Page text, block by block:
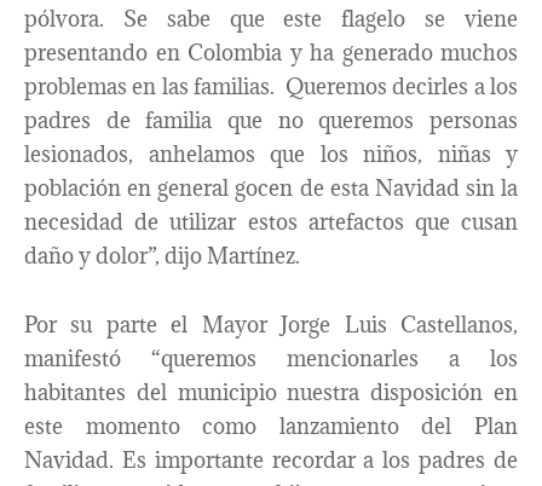
pólvora. Se sabe que este flagelo se viene
presentando en Colombia y ha generado muchos
problemas en las familias. Queremos decirles a los
padres de familia que no queremos personas
lesionados, anhelamos que los niños, niñas y
población en general gocen de esta Navidad sin la
necesidad de utilizar estos artefactos que cusan
daño y dolor”, dijo Martínez.
Por su parte el Mayor Jorge Luis Castellanos,
manifestó “queremos mencionarles a los
habitantes del municipio nuestra disposición en
este momento como lanzamiento del Plan
Navidad. Es importante recordar a los padres de